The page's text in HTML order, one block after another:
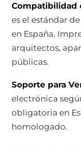
Compatibilidad
es el estándar
en España.
arquitectos,
públicas.
Soporte para
electrónica
obligatoria en
homologado.